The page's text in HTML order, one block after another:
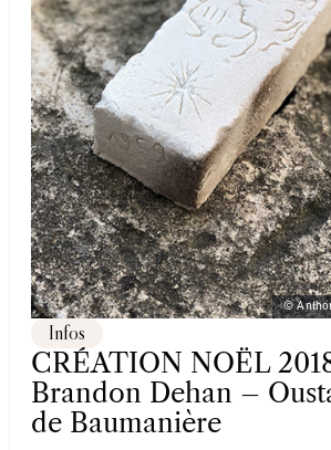
©
Infos
CRÉATION NOËL
Brandon Dehan –
de Baumanière